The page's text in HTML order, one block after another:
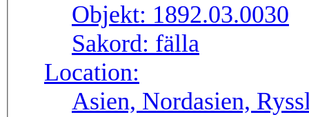
Objekt: 1892.03.0030
Sakord: fälla
Location:
Asien, Nordasien,